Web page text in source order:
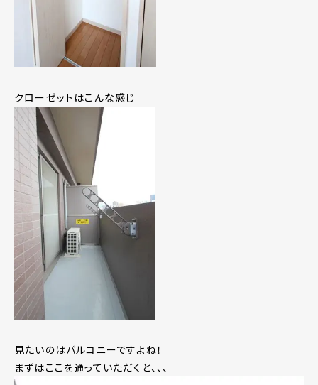
クローゼットはこんな感じ
見たいのはバルコニーですよね！
まずはここを通っていただくと、、、